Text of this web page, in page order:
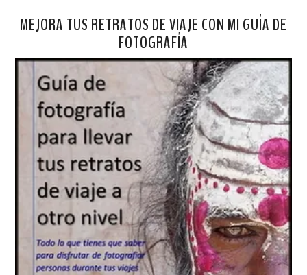
MEJORA TUS RETRATOS DE VIAJE CON MI GUÍA DE
FOTOGRAFÍA